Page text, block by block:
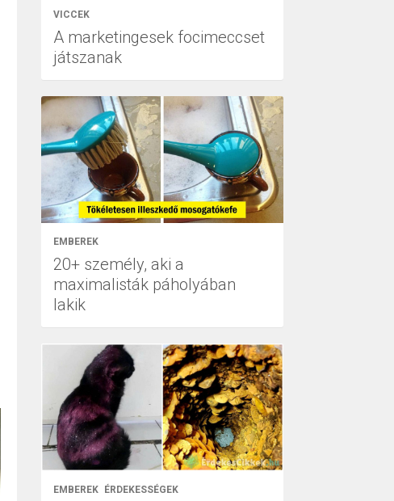
VICCEK
A marketingesek focimeccset
játszanak
EMBEREK
20+ személy, aki a
maximalisták páholyában
lakik
EMBEREK ÉRDEKESSÉGEK